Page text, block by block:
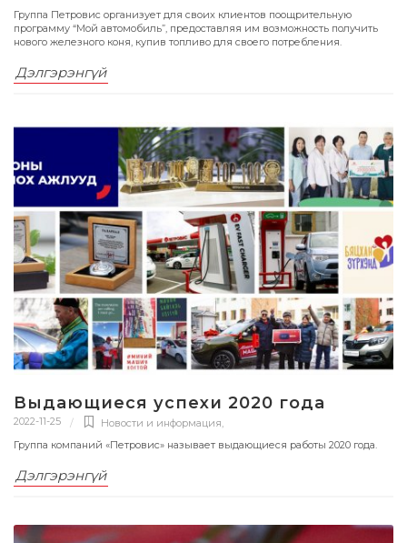
Группа Петровис организует для своих клиентов поощрительную
программу “Мой автомобиль”, предоставляя им возможность получить
нового железного коня, купив топливо для своего потребления.
Дэлгэрэнгүй
Выдающиеся успехи 2020 года
2022-11-25 Новости и информация,
Группа компаний «Петровис» называет выдающиеся работы 2020 года.
Дэлгэрэнгүй